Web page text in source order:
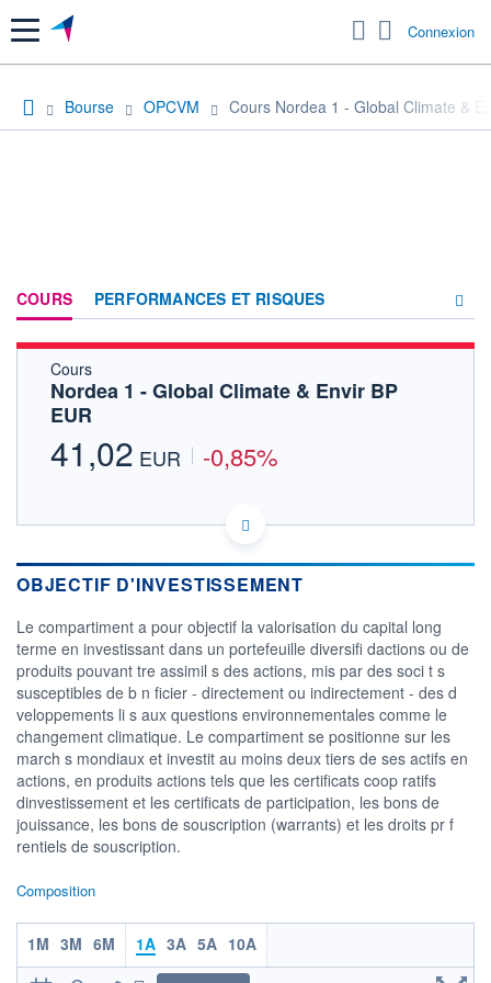
Menu Connexion
Bourse OPCVM Cours Nordea 1 - Global Climate &
COURS PERFORMANCES ET RISQUES
FORUM
Cours
Nordea 1 - Global Climate & Envir BP
EUR
41,02 EUR -0,85%
LU0348926287 - Nordea Investment Funds SA
Consulter le prospectus / DIC
35
40
45
CATÉGORIE MORNINGSTAR
Actions Secteur Ecologie
FONDS PARTENAIRES
PEA PEA-PME BOURSOVIE LUX
BOURSOVIE
CTO BUSINESS
Non éligible Boursobank
OBJECTIF D'INVESTISSEMENT
Le compartiment a pour objectif la valorisation du capital long
terme en investissant dans un portefeuille diversifi dactions ou de
produits pouvant tre assimil s des actions, mis par des soci t s
susceptibles de b n ficier - directement ou indirectement - des d
veloppements li s aux questions environnementales comme le
changement climatique. Le compartiment se positionne sur les
march s mondiaux et investit au moins deux tiers de ses actifs en
actions, en produits actions tels que les certificats coop ratifs
dinvestissement et les certificats de participation, les bons de
jouissance, les bons de souscription (warrants) et les droits pr f
rentiels de souscription.
Composition
1M 3M 6M 1A 3A 5A 10A